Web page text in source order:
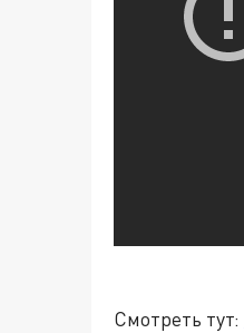
Смотреть тут: